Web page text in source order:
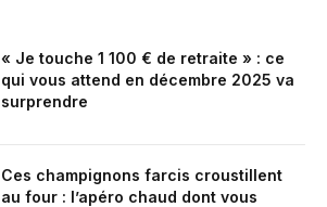
« Je touche 1 100 € de retraite » : ce
qui vous attend en décembre 2025 va
surprendre
Ces champignons farcis croustillent
au four : l’apéro chaud dont vous